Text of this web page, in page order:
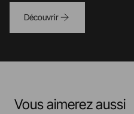
Découvrir
Vous aimerez aussi